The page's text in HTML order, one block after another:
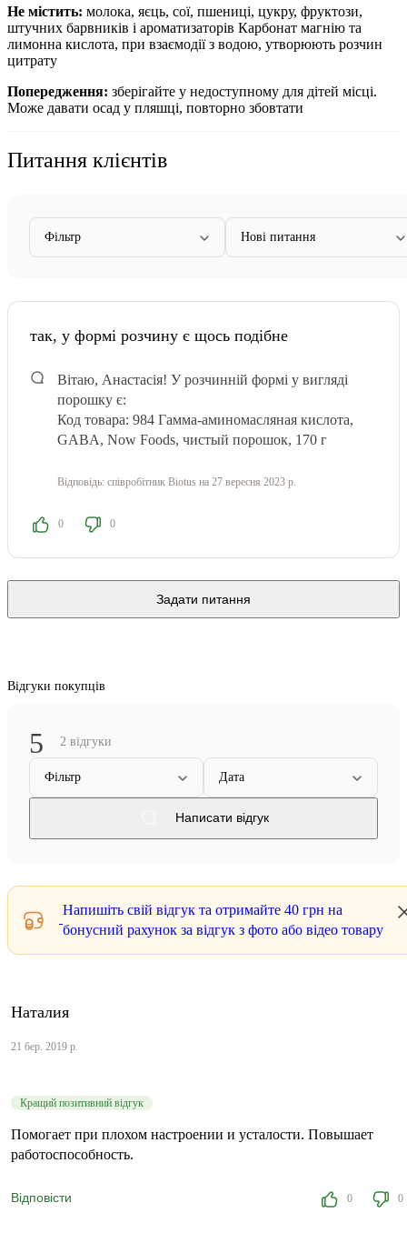
Не містить: молока, яєць, сої, пшениці, цукру, фруктози,
штучних барвників і ароматизаторів Карбонат магнію та
лимонна кислота, при взаємодії з водою, утворюють розчин
цитрату
Попередження: зберігайте у недоступному для дітей місці.
Може давати осад у пляшці, повторно збовтати
Питання клієнтів
Фільтр Нові питання
так, у формі розчину є щось подібне
Вітаю, Анастасія! У розчинній формі у вигляді
порошку є:
Код товара: 984 Гамма-аминомасляная кислота,
GABA, Now Foods, чистый порошок, 170 г
Відповідь: співробітник Biotus на 27 вересня 2023 р.
0 0
Задати питання
Відгуки покупців
5 2 відгуки
Фільтр Дата
Написати відгук
Напишіть свій відгук та отримайте 40 грн на
бонусний рахунок за відгук з фото або відео товару
Наталия
21 бер. 2019 р.
Кращий позитивний відгук
Помогает при плохом настроении и усталости. Повышает
работоспособность.
Відповісти 0 0